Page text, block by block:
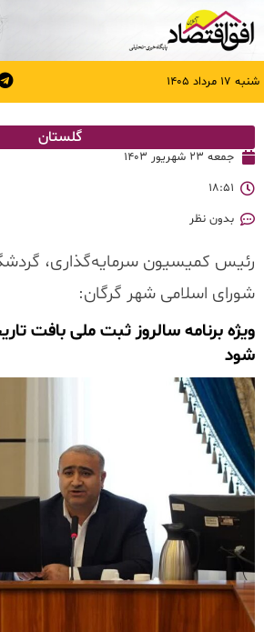
شنبه ۱۷ مرداد ۱۴۰۵
گلستان
جمعه ۲۳ شهریور ۱۴۰۳
۱۸:۵۱
بدون نظر
رئیس کمیسیون سرمایه‌گذاری،
شورای اسلامی شهر گرگان:
ویژه برنامه سالروز ثبت ملی بافت
شود